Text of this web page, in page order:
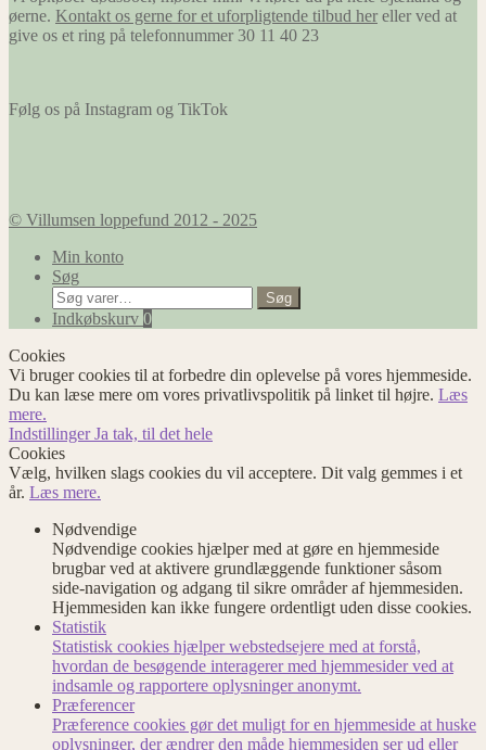
øerne. Kontakt os gerne for et uforpligtende tilbud her eller ved at
give os et ring på telefonnummer 30 11 40 23
Følg os på Instagram og TikTok
© Villumsen loppefund 2012 - 2025
Min konto
Søg
Søg
efter:
Søg
Indkøbskurv 0
Cookies
Vi bruger cookies til at forbedre din oplevelse på vores hjemmeside.
Du kan læse mere om vores privatlivspolitik på linket til højre. Læs
mere.
IndstillingerJa tak, til det hele
Cookies
Vælg, hvilken slags cookies du vil acceptere. Dit valg gemmes i et
år. Læs mere.
Nødvendige
Nødvendige cookies hjælper med at gøre en hjemmeside
brugbar ved at aktivere grundlæggende funktioner såsom
side-navigation og adgang til sikre områder af hjemmesiden.
Hjemmesiden kan ikke fungere ordentligt uden disse cookies.
Statistik
Statistisk cookies hjælper webstedsejere med at forstå,
hvordan de besøgende interagerer med hjemmesider ved at
indsamle og rapportere oplysninger anonymt.
Præferencer
Præference cookies gør det muligt for en hjemmeside at huske
oplysninger, der ændrer den måde hjemmesiden ser ud eller